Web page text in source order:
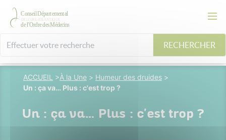
RECHERCHER
ACCUEIL >À la Une > Humeur des druides >
Un : ça va… Plus : c'est trop ?
Un : ça va… Plus : c'est trop ?